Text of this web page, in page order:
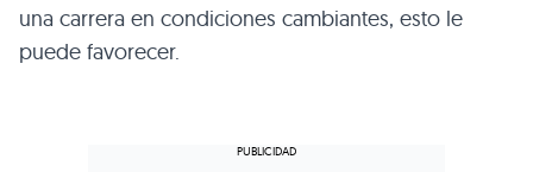
una carrera en condiciones cambiantes, esto le
puede favorecer.